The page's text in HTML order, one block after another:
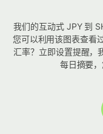
我们的互动式 JPY 到
您可以利用该图表查看
汇率？立即设置提醒，
每日摘要